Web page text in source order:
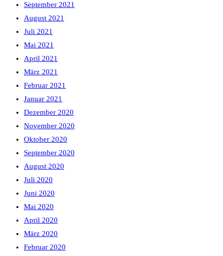
September 2021
August 2021
Juli 2021
Mai 2021
April 2021
März 2021
Februar 2021
Januar 2021
Dezember 2020
November 2020
Oktober 2020
September 2020
August 2020
Juli 2020
Juni 2020
Mai 2020
April 2020
März 2020
Februar 2020